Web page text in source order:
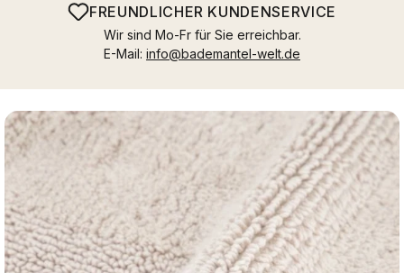
FREUNDLICHER KUNDENSERVICE
Wir sind Mo-Fr für Sie erreichbar.
E-Mail: info@bademantel-welt.de